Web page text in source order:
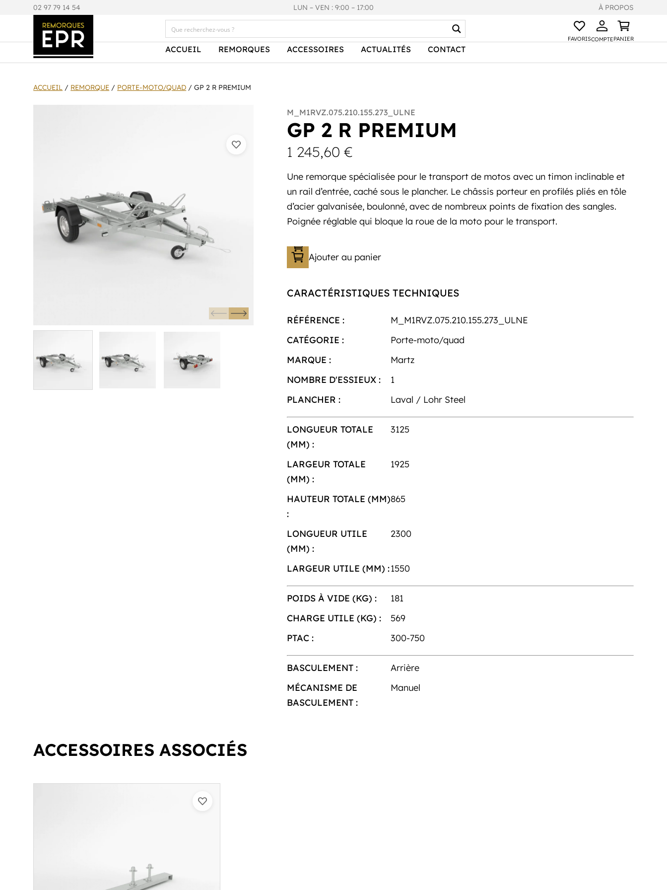
02 97 79 14 54 LUN – VEN : 9:00 – 17:00 À PROPOS
ACCUEIL REMORQUES ACCESSOIRES ACTUALITÉS CONTACT
FAVORISCOMPTEPANIER
ACCUEIL / REMORQUE / PORTE-MOTO/QUAD / GP 2 R PREMIUM
M_M1RVZ.075.210.155.273_ULNE
GP 2 R PREMIUM
1 245,60 €
Une remorque spécialisée pour le transport de motos avec un timon inclinable et
un rail d’entrée, caché sous le plancher. Le châssis porteur en profilés pliés en tôle
d’acier galvanisée, boulonné, avec de nombreux points de fixation des sangles.
Poignée réglable qui bloque la roue de la moto pour le transport.
Ajouter au panier
CARACTÉRISTIQUES TECHNIQUES
RÉFÉRENCE :
M_M1RVZ.075.210.155.273_ULNE
CATÉGORIE :
Porte-moto/quad
MARQUE :
Martz
NOMBRE D'ESSIEUX :
1
PLANCHER :
Laval / Lohr Steel
LONGUEUR TOTALE
(MM) :
3125
LARGEUR TOTALE
(MM) :
1925
HAUTEUR TOTALE (MM)
:
865
LONGUEUR UTILE
(MM) :
2300
LARGEUR UTILE (MM) :1550
POIDS À VIDE (KG) :
181
CHARGE UTILE (KG) :
569
PTAC :
300-750
BASCULEMENT :
Arrière
MÉCANISME DE
BASCULEMENT :
Manuel
ACCESSOIRES ASSOCIÉS